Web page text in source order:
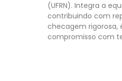
(UFRN). Integra a
contribuindo com
checagem rigorosa,
compromisso com